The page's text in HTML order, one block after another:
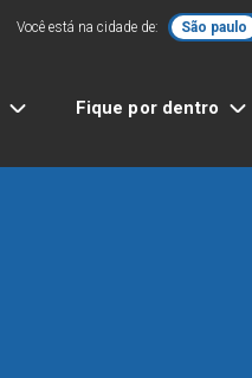
Você está na cidade de: São paulo
Fique por dentro